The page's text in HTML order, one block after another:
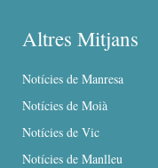
Altres Mitjans
Notícies de Manresa
Notícies de Moià
Notícies de Vic
Notícies de Manlleu